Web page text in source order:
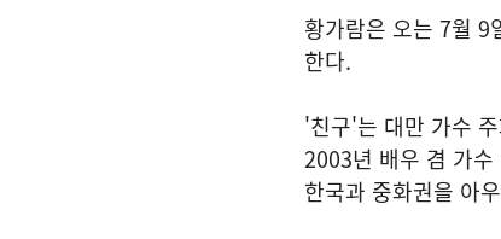
황가람은 오는 7월 9
한다.
'친구'는 대만 가수
2003년 배우 겸 가
한국과 중화권을 아